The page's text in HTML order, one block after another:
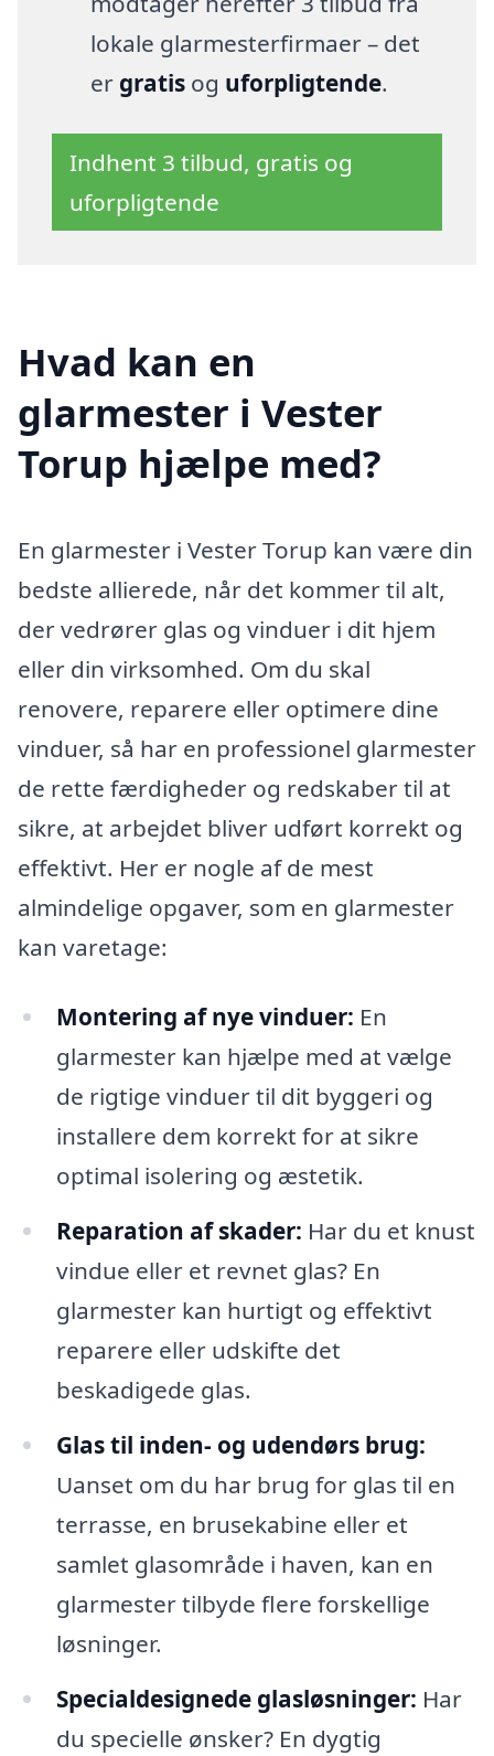
lokale glarmesterfirmaer – det
er gratisog uforpligtende.
Indhent 3 tilbud, gratis og
uforpligtende
Hvad kan en
glarmester i Vester
Torup hjælpe med?
En glarmester i Vester Torup kan være din
bedste allierede, når det kommer til alt,
der vedrører glas og vinduer i dit hjem
eller din virksomhed. Om du skal
renovere, reparere eller optimere dine
vinduer, så har en professionel glarmester
de rette færdigheder og redskaber til at
sikre, at arbejdet bliver udført korrekt og
effektivt. Her er nogle af de mest
almindelige opgaver, som en glarmester
kan varetage:
Montering af nye vinduer: En
glarmester kan hjælpe med at vælge
de rigtige vinduer til dit byggeri og
installere dem korrekt for at sikre
optimal isolering og æstetik.
Reparation af skader: Har du et knust
vindue eller et revnet glas? En
glarmester kan hurtigt og effektivt
reparere eller udskifte det
beskadigede glas.
Glas til inden- og udendørs brug:
Uanset om du har brug for glas til en
terrasse, en brusekabine eller et
samlet glasområde i haven, kan en
glarmester tilbyde flere forskellige
løsninger.
Specialdesignede glasløsninger: Har
du specielle ønsker? En dygtig